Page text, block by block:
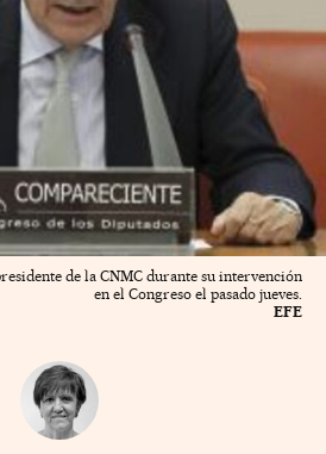
de la CNMC durante su intervención
en el Congreso el pasado jueves.
EFE